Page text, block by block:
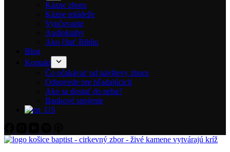
Kázne zboru
Kázne mládeže
Vyučovanie
Audioknihy
Ako čítať Bibliu
Blog
Kontakt
Čo očakávať od návštevy zboru
Odpovede pre hľadajúcich
Ako sa dostať do neba?
Bankové spojenie